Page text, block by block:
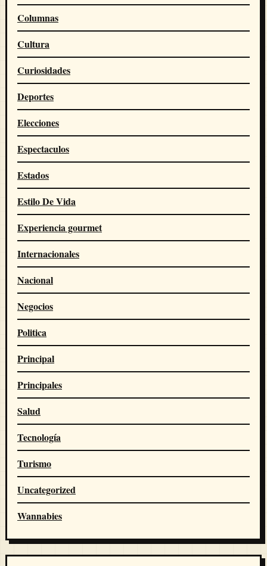
Columnas
Cultura
Curiosidades
Deportes
Elecciones
Espectaculos
Estados
Estilo De Vida
Experiencia gourmet
Internacionales
Nacional
Negocios
Politica
Principal
Principales
Salud
Tecnología
Turismo
Uncategorized
Wannabies